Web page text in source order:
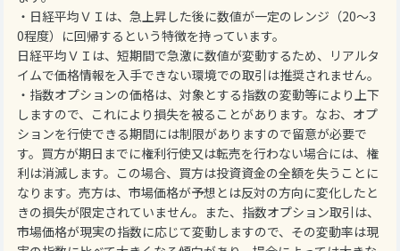
・日経平均ＶＩは、急上昇した後に数値が一定のレンジ（20～3
0程度）に回帰するという特徴を持っています。
日経平均ＶＩは、短期間で急激に数値が変動するため、リアルタ
イムで価格情報を入手できない環境での取引は推奨されません。
・指数オプションの価格は、対象とする指数の変動等により上下
しますので、これにより損失を被ることがあります。なお、オプ
ションを行使できる期間には制限がありますので留意が必要で
す。買方が期日までに権利行使又は転売を行わない場合には、権
利は消滅します。この場合、買方は投資資金の全額を失うことに
なります。売方は、市場価格が予想とは反対の方向に変化したと
きの損失が限定されていません。また、指数オプション取引は、
市場価格が現実の指数に応じて変動しますので、その変動率は現